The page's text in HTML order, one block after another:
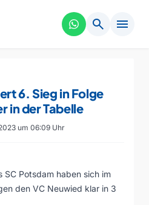
search menu
6. Sieg in Folge
in der Tabelle
um 06:09 Uhr
SC Potsdam haben sich im
den VC Neuwied klar in 3